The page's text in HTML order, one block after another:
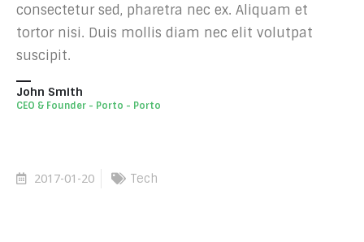
consectetur sed, pharetra nec ex. Aliquam et
tortor nisi. Duis mollis diam nec elit volutpat
suscipit.
John Smith
CEO & Founder - Porto - Porto
2017-01-20 Tech